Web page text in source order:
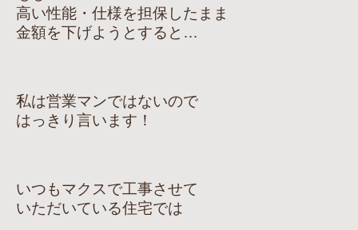
高い性能・仕様を担保したまま
金額を下げようとすると…
私は営業マンではないので
はっきり言います！
いつもマクスで工事させて
いただいている住宅では